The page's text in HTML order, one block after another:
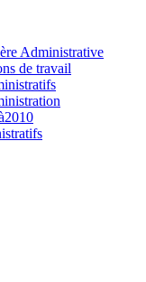
Administrative
de travail